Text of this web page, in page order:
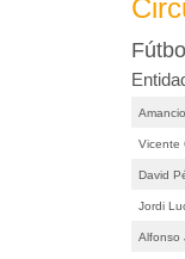
Vicente
David
Jordi
Alfonso